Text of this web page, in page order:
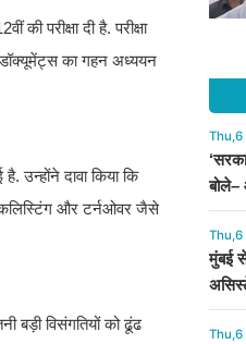
परीक्षा दी है. परीक्षा
डॉक्यूमेंट्स का गहन अध्ययन
उन्होंने दावा किया कि
और टर्नओवर जैसे
बड़ी विसंगतियों को ढूंढ
Thu,6
बोले–
Thu,6
मुंबई
Thu,6